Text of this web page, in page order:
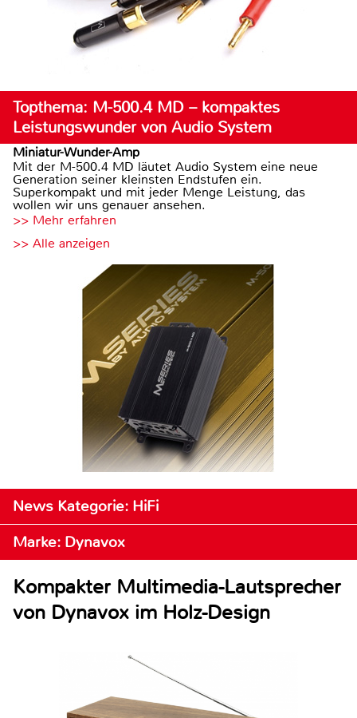
Topthema: M-500.4 MD – kompaktes
Leistungswunder von Audio System
Miniatur-Wunder-Amp
Mit der M-500.4 MD läutet Audio System eine neue
Generation seiner kleinsten Endstufen ein.
Superkompakt und mit jeder Menge Leistung, das
wollen wir uns genauer ansehen.
>> Mehr erfahren
>> Alle anzeigen
News Kategorie: HiFi
Marke: Dynavox
Kompakter Multimedia-Lautsprecher
von Dynavox im Holz-Design